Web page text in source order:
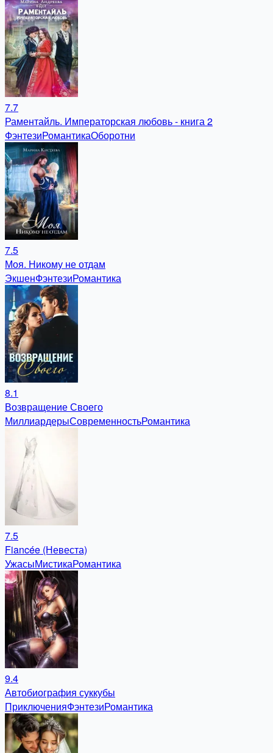
7.7
Раментайль. Императорская любовь - книга 2
ФэнтезиРомантикаОборотни
7.5
Моя. Никому не отдам
ЭкшенФэнтезиРомантика
8.1
Возвращение Своего
МиллиардерыСовременностьРомантика
7.5
Fiancée (Невеста)
УжасыМистикаРомантика
9.4
Автобиография суккубы
ПриключенияФэнтезиРомантика